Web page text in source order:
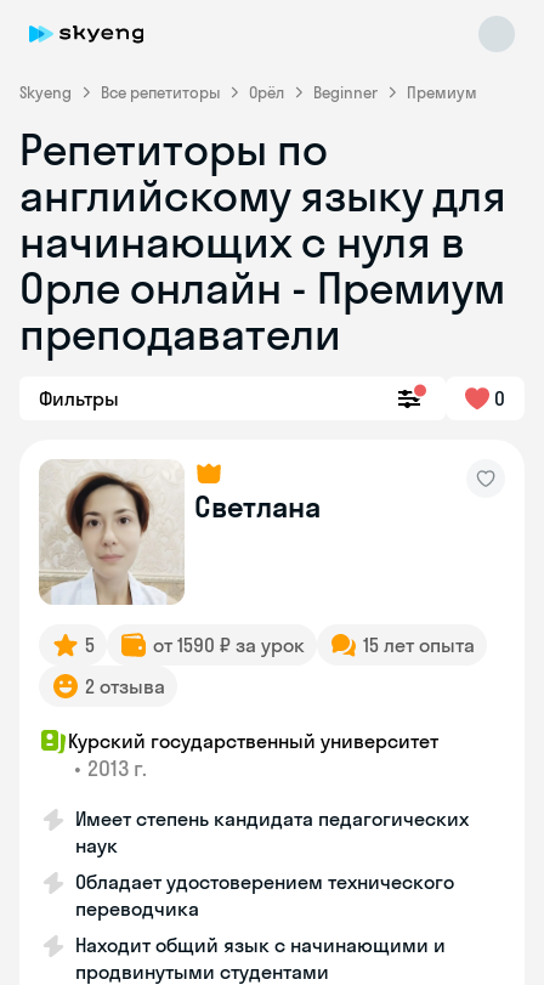
Skyeng Все репетиторы Орёл Beginner Премиум
Репетиторы по
английскому языку для
начинающих с нуля в
Орле онлайн - Премиум
преподаватели
Фильтры 0
Светлана
5 от 1590 ₽ за урок
15 лет опыта
2 отзыва
Курский государственный университет
• 2013 г.
Имеет степень кандидата педагогических
наук
Обладает удостоверением технического
переводчика
Находит общий язык с начинающими и
продвинутыми студентами
online